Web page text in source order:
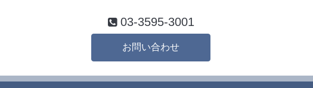
03-3595-3001
お問い合わせ